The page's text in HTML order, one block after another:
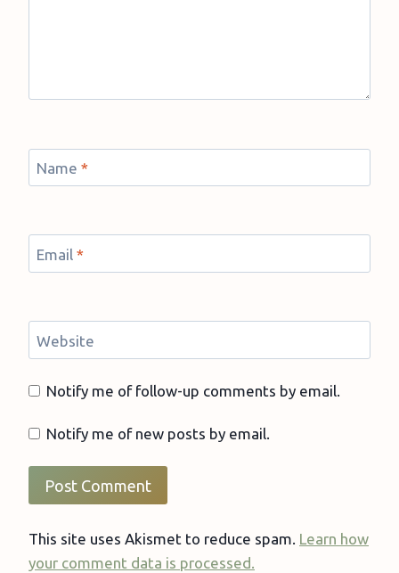
Name *
Email *
Website
Notify me of follow-up comments by email.
Notify me of new posts by email.
This site uses Akismet to reduce spam. Learn how
your comment data is processed.